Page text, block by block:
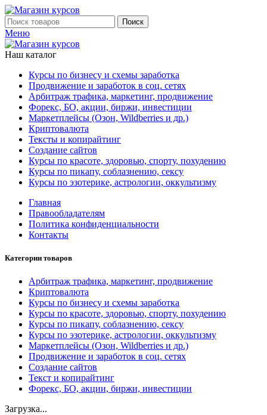
Поиск
Меню
Наш каталог
Курсы по бизнесу и схемы заработка
Продвижение и заработок в соц. сетях
Арбитраж трафика, маркетинг, продвижение
Форекс, БО, акции, биржи, инвестиции
Маркетплейсы (Озон, Wildberries и др.)
Криптовалюта
Тексты и копирайтинг
Создание сайтов
Курсы по красоте, здоровью, спорту, похудению
Курсы по пикапу, соблазнению, сексу
Курсы по эзотерике, астрологии, оккультизму
Главная
Правообладателям
Политика конфиденциальности
Контакты
Категории товаров
Арбитраж трафика, маркетинг, продвижение
Криптовалюта
Курсы по бизнесу и схемы заработка
Курсы по красоте, здоровью, спорту, похудению
Курсы по пикапу, соблазнению, сексу
Курсы по эзотерике, астрологии, оккультизму
Маркетплейсы (Озон, Wildberries и др.)
Продвижение и заработок в соц. сетях
Создание сайтов
Текст и копирайтинг
Форекс, БО, акции, биржи, инвестиции
Загрузка...